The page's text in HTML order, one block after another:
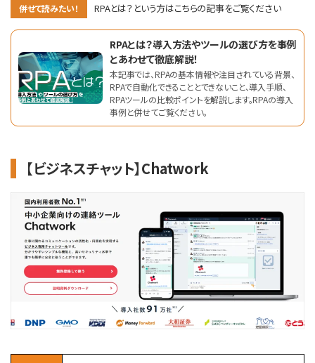
併せて読みたい！ RPAとは？という方はこちらの記事をご覧ください
RPAとは？導入方法やツールの選び方を事例
とあわせて徹底解説！
本記事では、RPAの基本情報や注目されている背景、
RPAで自動化できることとできないこと、導入手順、
RPAツールの比較ポイントを解説します。RPAの導入
事例と併せてご覧ください。
【ビジネスチャット】Chatwork